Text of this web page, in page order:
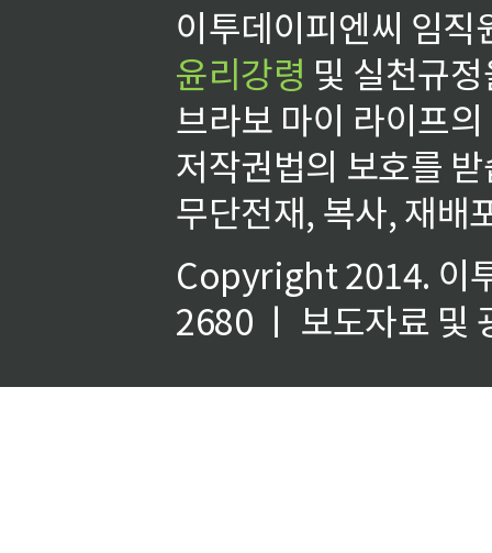
이투데이피엔씨 임
윤리강령 및 실천규
브라보 마이 라이프
저작권법의 보호를
무단전재, 복사, 재배
Copyright 2014. 이
2680 ㅣ 보도자료